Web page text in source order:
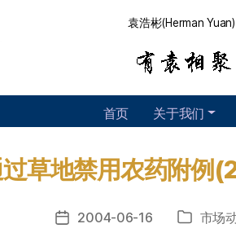
袁浩彬(Herman
首页 关于我们
过草地禁用农药附
发 2004-06-16
分 市场